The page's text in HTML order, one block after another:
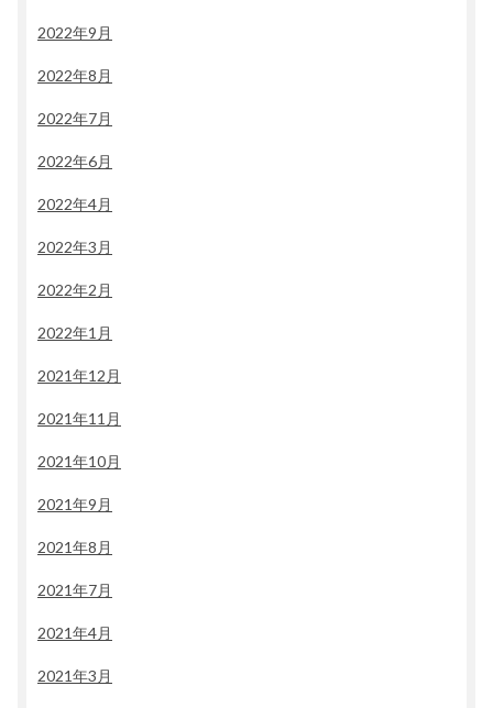
2022年9月
2022年8月
2022年7月
2022年6月
2022年4月
2022年3月
2022年2月
2022年1月
2021年12月
2021年11月
2021年10月
2021年9月
2021年8月
2021年7月
2021年4月
2021年3月